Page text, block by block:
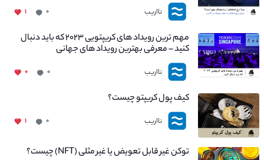
نااریب ۰ ۱
مهم ترین رویداد های کریپتویی ۲۰۲۳ که باید دنبال
کنید – معرفی بهترین رویداد های جهانی
نااریب ۰ ۰
کیف پول کریپتو چیست؟
نااریب ۰ ۱
توکن غیر قابل تعویض یا غیر مثلی (NFT) چیست؟